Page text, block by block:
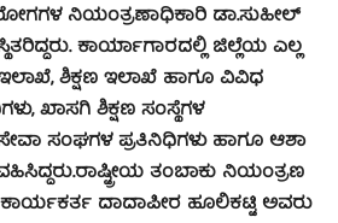
ನಿಯಂತ್ರಣಾಧಿಕಾರಿ ಡಾ.ಸುಹೀಲ್
ಕಾರ್ಯಾಗಾರದಲ್ಲಿ ಜಿಲ್ಲೆಯ ಎಲ್ಲ
ಶಿಕ್ಷಣ ಇಲಾಖೆ ಹಾಗೂ ವಿವಿಧ
ಖಾಸಗಿ ಶಿಕ್ಷಣ ಸಂಸ್ಥೆಗಳ
ಸಂಘಗಳ ಪ್ರತಿನಿಧಿಗಳು ಹಾಗೂ ಆಶಾ
ರಾಷ್ಟ್ರೀಯ ತಂಬಾಕು ನಿಯಂತ್ರಣ
ದಾದಾಪೀರ ಹೂಲಿಕಟ್ಟಿ ಅವರು